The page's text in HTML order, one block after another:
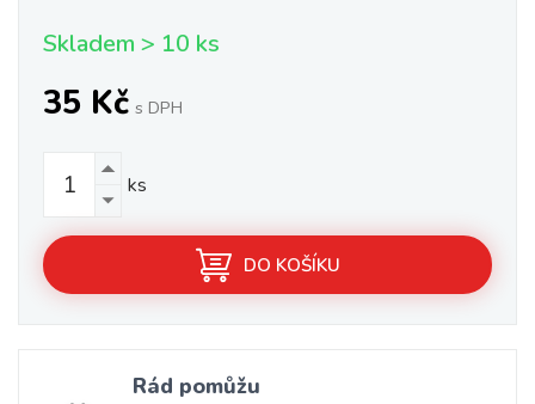
Skladem > 10 ks
35 Kč s DPH
ks
DO KOŠÍKU
Rád pomůžu